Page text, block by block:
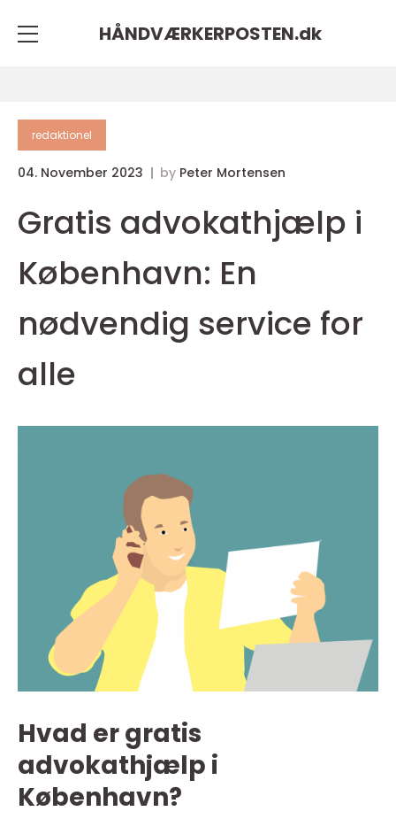
HÅNDVÆRKERPOSTEN.dk
redaktionel
04. November 2023 by Peter Mortensen
Gratis advokathjælp i
København: En
nødvendig service for
alle
Hvad er gratis
advokathjælp i
København?